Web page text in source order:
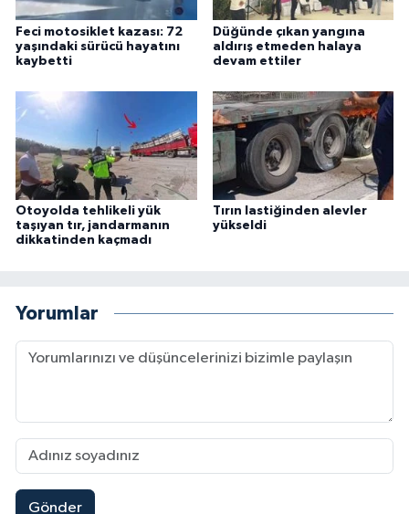
Feci motosiklet kazası: 72
yaşındaki sürücü hayatını
kaybetti
Düğünde çıkan yangına
aldırış etmeden halaya
devam ettiler
Otoyolda tehlikeli yük
taşıyan tır, jandarmanın
dikkatinden kaçmadı
Tırın lastiğinden alevler
yükseldi
Yorumlar
Gönder